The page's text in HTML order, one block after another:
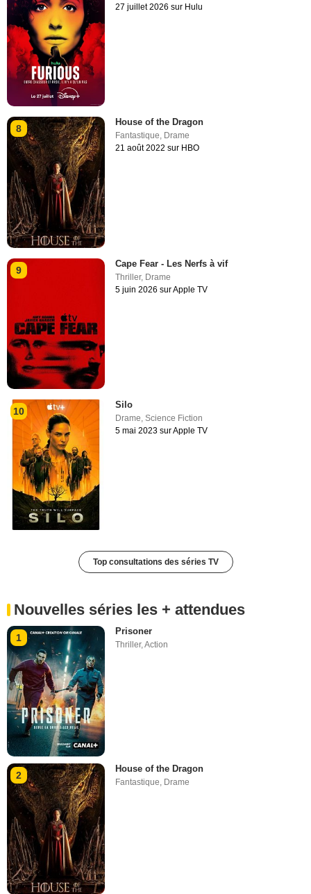
27 juillet 2026 sur Hulu
8
House of the Dragon
Fantastique, Drame
21 août 2022 sur HBO
9
Cape Fear - Les Nerfs à vif
Thriller, Drame
5 juin 2026 sur Apple TV
10
Silo
Drame,Science Fiction
5 mai 2023 sur Apple TV
Top consultations des séries TV
Nouvelles séries les + attendues
1
Prisoner
Thriller,Action
2
House of the Dragon
Fantastique, Drame